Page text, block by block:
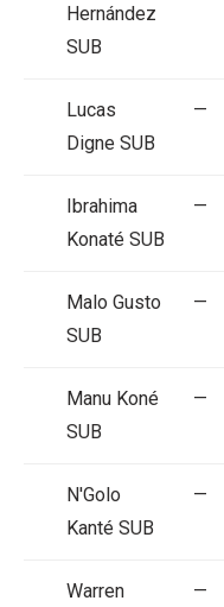
Hernández
SUB
Lucas
Digne SUB
—
Ibrahima
Konaté SUB
—
Malo Gusto
SUB
—
Manu Koné
SUB
—
N'Golo
Kanté SUB
—
Warren
—